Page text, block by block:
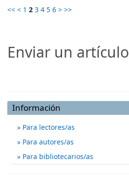
<< < 1 2 3 4 5 6 > >>
Enviar un artículo
Información
Para lectores/as
Para autores/as
Para bibliotecarios/as